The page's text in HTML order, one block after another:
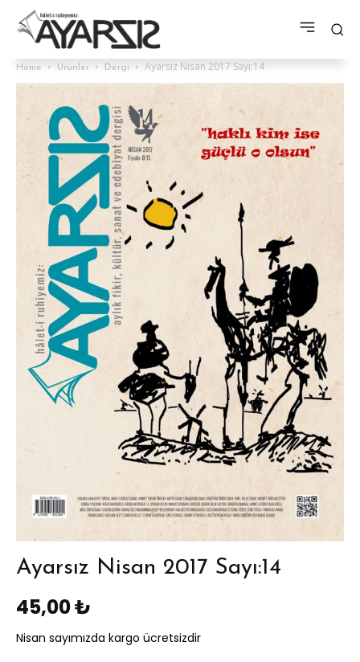
Home Ürünler Dergi Ayarsız Nisan 2017 Sayı:14
Ayarsız Nisan 2017 Sayı:14
45,00₺
Nisan sayımızda kargo ücretsizdir